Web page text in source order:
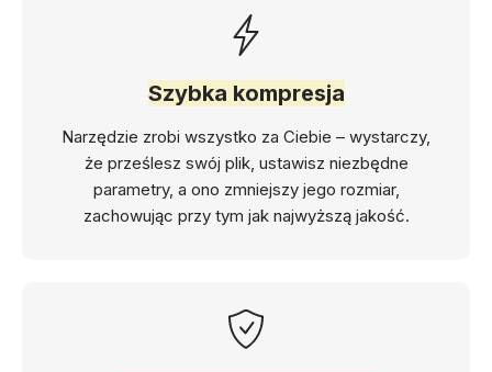
Szybka kompresja
Narzędzie zrobi wszystko za Ciebie – wystarczy,
że prześlesz swój plik, ustawisz niezbędne
parametry, a ono zmniejszy jego rozmiar,
zachowując przy tym jak najwyższą jakość.